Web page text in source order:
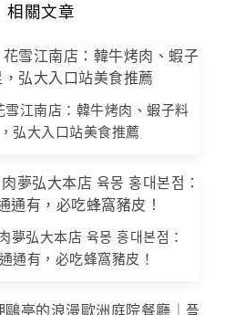
相關文章
雪江南店：韓牛烤肉、蝦子料
弘大入口站美食推薦
夢弘大本店 육몽 홍대본점：
通有，必吃蜂窩豬皮！